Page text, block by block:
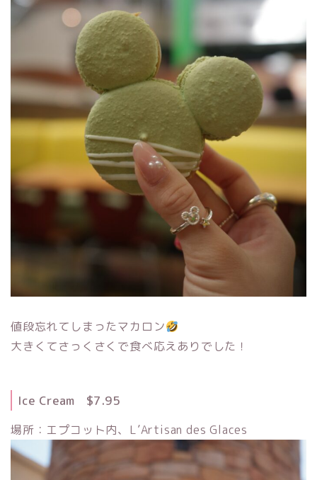
値段忘れてしまったマカロン
大きくてさっくさくで食べ応えありでした！
Ice Cream $7.95
場所：エプコット内、L’Artisan des Glaces